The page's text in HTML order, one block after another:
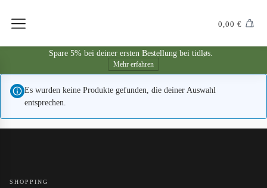
0,00 €
Spare 5% bei deiner ersten Bestellung bei tidløs.
Mehr erfahren
Es wurden keine Produkte gefunden, die deiner Auswahl
entsprechen.
SHOPPING